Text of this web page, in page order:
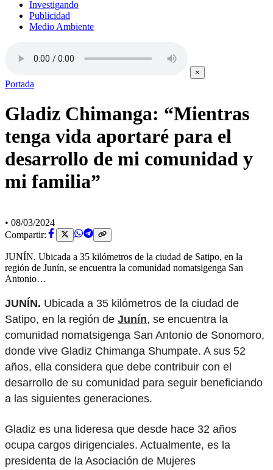
Investigando
Publicidad
Medio Ambiente
×
Portada
Gladiz Chimanga: “Mientras
tenga vida aportaré para el
desarrollo de mi comunidad y
mi familia”
• 08/03/2024
Compartir:
JUNÍN. Ubicada a 35 kilómetros de la ciudad de Satipo, en la
región de Junín, se encuentra la comunidad nomatsigenga San
Antonio…
JUNÍN. Ubicada a 35 kilómetros de la ciudad de
Satipo, en la región de Junín, se encuentra la
comunidad nomatsigenga San Antonio de Sonomoro,
donde vive Gladiz Chimanga Shumpate. A sus 52
años, ella considera que debe contribuir con el
desarrollo de su comunidad para seguir beneficiando
a las siguientes generaciones.
Gladiz es una lideresa que desde hace 32 años
ocupa cargos dirigenciales. Actualmente, es la
presidenta de la Asociación de Mujeres